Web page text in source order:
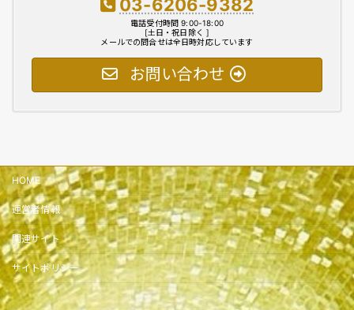
03-6206-9382
電話受付時間 9:00-18:00
[土日・祝日除く ]
メールでの問合せは全日時対応しています
お問い合わせ
HOME
運営者情報
関連サイト
サイトポリシー